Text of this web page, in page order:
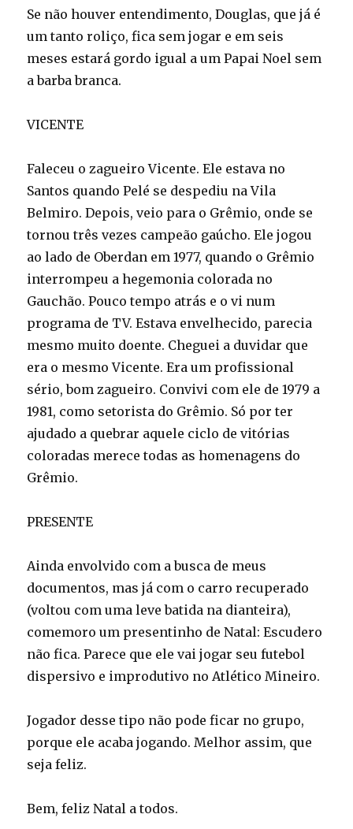
Se não houver entendimento, Douglas, que já é
um tanto roliço, fica sem jogar e em seis
meses estará gordo igual a um Papai Noel sem
a barba branca.
VICENTE
Faleceu o zagueiro Vicente. Ele estava no
Santos quando Pelé se despediu na Vila
Belmiro. Depois, veio para o Grêmio, onde se
tornou três vezes campeão gaúcho. Ele jogou
ao lado de Oberdan em 1977, quando o Grêmio
interrompeu a hegemonia colorada no
Gauchão. Pouco tempo atrás e o vi num
programa de TV. Estava envelhecido, parecia
mesmo muito doente. Cheguei a duvidar que
era o mesmo Vicente. Era um profissional
sério, bom zagueiro. Convivi com ele de 1979 a
1981, como setorista do Grêmio. Só por ter
ajudado a quebrar aquele ciclo de vitórias
coloradas merece todas as homenagens do
Grêmio.
PRESENTE
Ainda envolvido com a busca de meus
documentos, mas já com o carro recuperado
(voltou com uma leve batida na dianteira),
comemoro um presentinho de Natal: Escudero
não fica. Parece que ele vai jogar seu futebol
dispersivo e improdutivo no Atlético Mineiro.
Jogador desse tipo não pode ficar no grupo,
porque ele acaba jogando. Melhor assim, que
seja feliz.
Bem, feliz Natal a todos.